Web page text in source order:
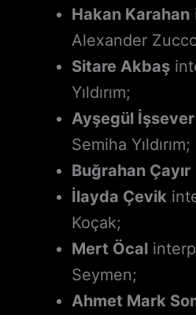
Hakan Karahan
Alexander
Sitare Akbaş
Yıldırım;
Ayşegül İşsever
Semiha Yıldırım;
Buğrahan Çayır
İlayda Çevik
Koçak;
Mert Öcal
Seymen;
Ahmet Mark